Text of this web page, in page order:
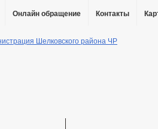
Онлайн обращение Контакты